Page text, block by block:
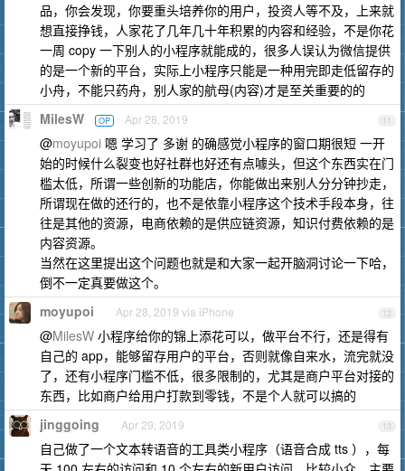
品，你会发现，你要重头培养你的用户，投资人等不及，上来就
想直接挣钱，人家花了几年几十年积累的内容和经验，不是你花
一周 copy 一下别人的小程序就能成的，很多人误认为微信提供
的是一个新的平台，实际上小程序只能是一种用完即走低留存的
小舟，不能只药舟，别人家的航母(内容)才是至关重要的的
11
MilesW OP Apr 28, 2019
@moyupoi 嗯 学习了 多谢 的确感觉小程序的窗口期很短 一开
始的时候什么裂变也好社群也好还有点噱头，但这个东西实在门
槛太低，所谓一些创新的功能店，你能做出来别人分分钟抄走，
所谓现在做的还行的，也不是依靠小程序这个技术手段本身，往
往是其他的资源，电商依赖的是供应链资源，知识付费依赖的是
内容资源。
当然在这里提出这个问题也就是和大家一起开脑洞讨论一下哈，
倒不一定真要做这个。
12
moyupoi Apr 28, 2019 via iPhone
@MilesW 小程序给你的锦上添花可以，做平台不行，还是得有
自己的 app，能够留存用户的平台，否则就像自来水，流完就没
了，还有小程序门槛不低，很多限制的，尤其是商户平台对接的
东西，比如商户给用户打款到零钱，不是个人就可以搞的
13
jinggoing Apr 29, 2019
自己做了一个文本转语音的工具类小程序（语音合成 tts ），每